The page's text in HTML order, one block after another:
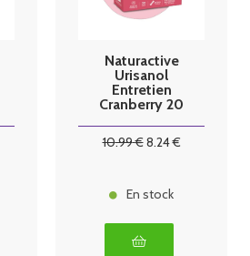
Naturactive
Urisanol
Entretien
Cranberry 20
10.99€8.24€
En stock